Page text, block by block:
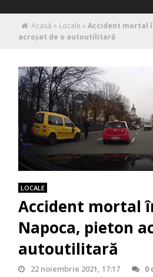
Acasă » Locale »Accident mortal
acroșat de o autoutilitară
LOCALE
Accident mortal
Napoca, pieton
autoutilitară
22 noiembrie 2021, 17:17 0